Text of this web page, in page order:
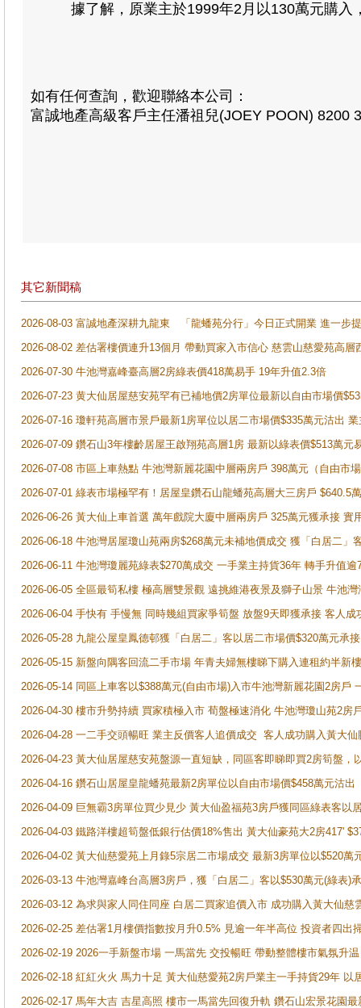
據了解，原業主於1999年2月以130萬元購入，
如有任何查詢，歡迎聯絡本公司：
富誠地產高級客戶主任潘祖兒(JOEY POON) 8200
其它新聞稿
2026-08-03 富誠地產深耕九龍東 「龍蟠苑分行」今日正式開業 進一步
2026-08-02 差估署樓價連升13個月 帶動買家入市信心 慈雲山慈愛苑高層
2026-07-30 牛池灣嘉峰臺高層2房綠表價418萬易手 19年升值2.3倍
2026-07-23 黄大仙居屋慈安苑罕有已補地價2房單位最新以自由市場價
2026-07-16 瓊軒苑高層市景戶最新1房單位以居二市場價$335萬元沽出
2026-07-09 鑽石山3年樓齡居屋王啟翔苑高層1房 最新以綠表價$513萬元
2026-07-08 市區上車熱點 牛池灣新麗花園中層兩房戶 398萬元（自由市
2026-07-01 綠表市場極罕有！居屋皇鑽石山龍蟠苑高層大三房戶
2026-06-26 黃大仙上車首選 萬年戲院大廈中層兩房戶 325萬元獲承接 實
2026-06-18 牛池灣居屋瓊山苑兩房$268萬元未補地價成交 獲「白居二」
2026-06-11 牛池灣瓊麗苑綠表$270萬成交 一手業主持貨36年 轉手升值逾
2026-06-05 全區最筍私樓 極高層雙景觀 遠挑維港夜景及獅子山景 牛池
2026-06-04 手快有 手慢無 同時幾組買家爭筍盤 放盤9天即獲承接 客人
2026-05-28 九龍公屋皇鳳德邨獲「白居二」客以居二市場價$320萬元承接
2026-05-15 新盤向隅客回流二手市場 年青夫婦無樓睇下購入連租約半新
2026-05-14 同區上車客以$388萬元(自由市場)入市牛池灣新麗花園2房戶
2026-04-30 樓市升勢持續 買家積極入市 荀盤極速消化 牛池灣瓊山苑2房
2026-04-28 一二手交頭暢旺 業主反價客人追價成交 客人成功購入黃大
2026-04-23 黃大仙居屋慈安苑盤源一直短缺，同區客即睇即買2房筍盤，
2026-04-16 鑽石山居屋皇龍蟠苑最新2房單位以自由市場價$458萬元沽出
2026-04-09 巨無霸3房單位買少見少 黃大仙盈福苑3房戶獲同區綠表客以
2026-04-03 鐵路洋樓超筍盤低銀行估價18%售出 黃大仙豪苑大2房417'
2026-04-02 黃大仙慈愛苑上月錄5宗居二市場成交 最新3房單位以$520萬
2026-03-13 牛池灣嘉峰台高層3房戶，獲「白居二」客以$530萬元(綠表)
2026-03-12 為求與家人同住同座 白居二買家追價入市 成功購入黃大仙
2026-02-25 差估署1月樓價指數按月升0.5% 見逾一年半高位 投資者四
2026-02-19 2026一手新盤市場 一馬當先 交投暢旺 帶動整體樓市氣氛升
2026-02-18 紅紅火火 馬力十足 黃大仙慈愛苑2房戶業主一手持貨29年 以
2026-02-17 馬年大吉 吉星高照 樓市一馬當先回復升軌 鑽石山宏景花園